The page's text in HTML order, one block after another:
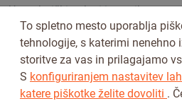
Uporabniški paketi in cenik
Sledi nam na
To spletno mesto uporablja
tehnologije, s katerimi nenehno
storitve za vas in prilagajamo
S konfiguriranjem nastavitev
katere piškotke želite dovoliti .